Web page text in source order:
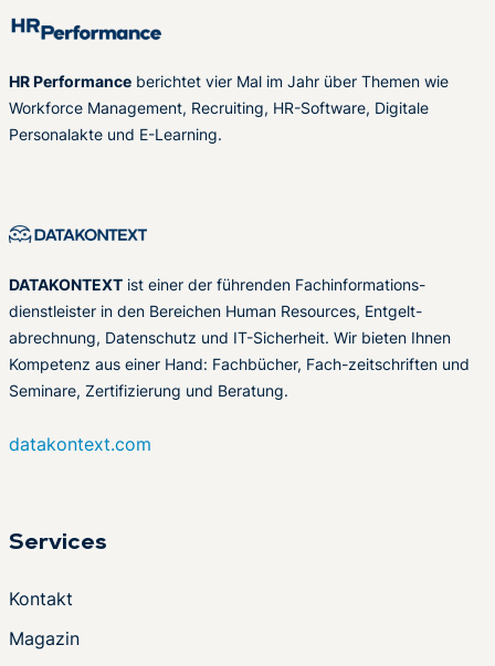
HR Performance berichtet vier Mal im Jahr über Themen wie
Workforce Management, Recruiting, HR-Software, Digitale
Personalakte und E-Learning.
DATAKONTEXT ist einer der führenden Fachinformations-
dienstleister in den Bereichen Human Resources, Entgelt-
abrechnung, Datenschutz und IT-Sicherheit. Wir bieten Ihnen
Kompetenz aus einer Hand: Fachbücher, Fach-zeitschriften und
Seminare, Zertifizierung und Beratung.
datakontext.com
Services
Kontakt
Magazin